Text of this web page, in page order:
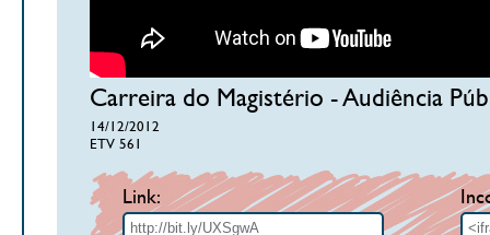
Carreira do Magistério - Audiência
14/12/2012
ETV 561
Link: